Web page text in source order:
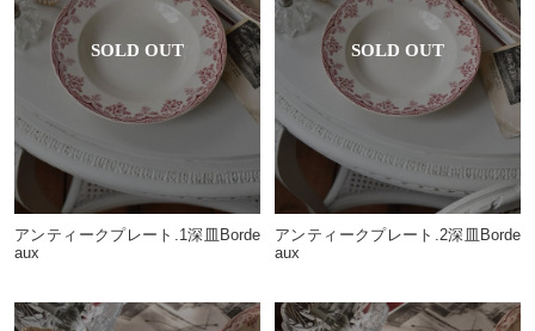
アンティークプレート.1深皿Borde
aux
アンティークプレート.2深皿Borde
aux